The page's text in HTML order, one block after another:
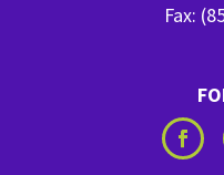
Fax: